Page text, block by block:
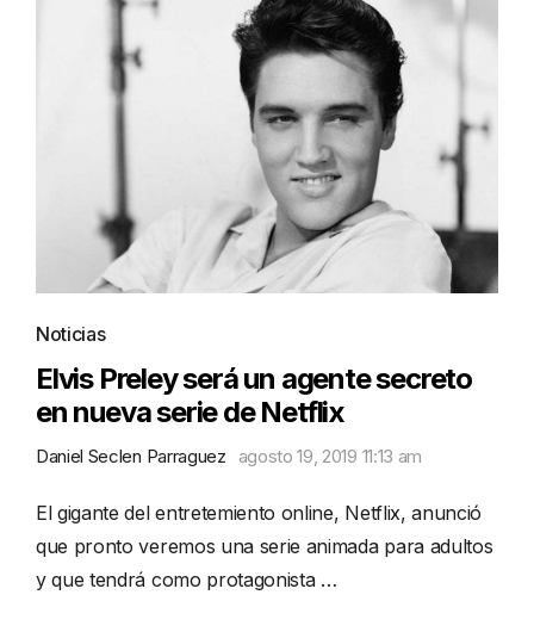
Noticias
Elvis Preley será un agente secreto
en nueva serie de Netflix
Daniel Seclen Parraguez agosto 19, 2019 11:13 am
El gigante del entretemiento online, Netflix, anunció
que pronto veremos una serie animada para adultos
y que tendrá como protagonista …